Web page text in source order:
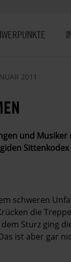
2011
und
schweren
die
Sturz ging
ist aber gar